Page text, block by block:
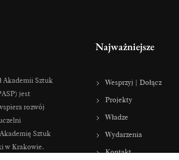
Akademii Sztuk
jest
rozwój
Sztuk
w Krakowie.
Najważniejsze
Wesprzyj | Dołącz
Projekty
Władze
Wydarzenia
Kontakt